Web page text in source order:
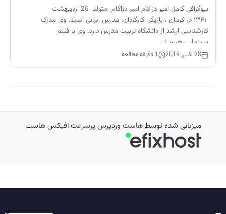
بیوگرافی کامل امیر دژاکام امیر دژاکام متولد 26 اردیبهشت
۱۳۴۱ در کرمان ، بازیگر، کارگردان، مدرس ایرانی است. وی مدرک
کارشناسی ارشد از دانشگاه تربیت مدرس دارد. وی با فیلم
سینمایی هیس!…
28 اکتبر, 2019 1 دقیقه مطالعه
میزبانی شده توسطهاست وردپرس پرسرعتافیکس هاست